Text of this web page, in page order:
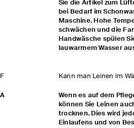
Sie die Artikel zum
bei Bedarf im
Maschine. Hohe
schwächen und die
Handwäsche spülen
lauwarmem Wasser
F Kann man Leinen im
A
Wenn es auf dem
können Sie Leinen
trocknen. Dies wird
Einlaufens und von